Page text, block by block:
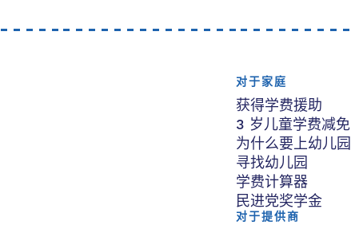
对于家庭
获得学费援助
3 岁儿童学费减免
为什么要上幼儿园
寻找幼儿园
学费计算器
民进党奖学金
对于提供商